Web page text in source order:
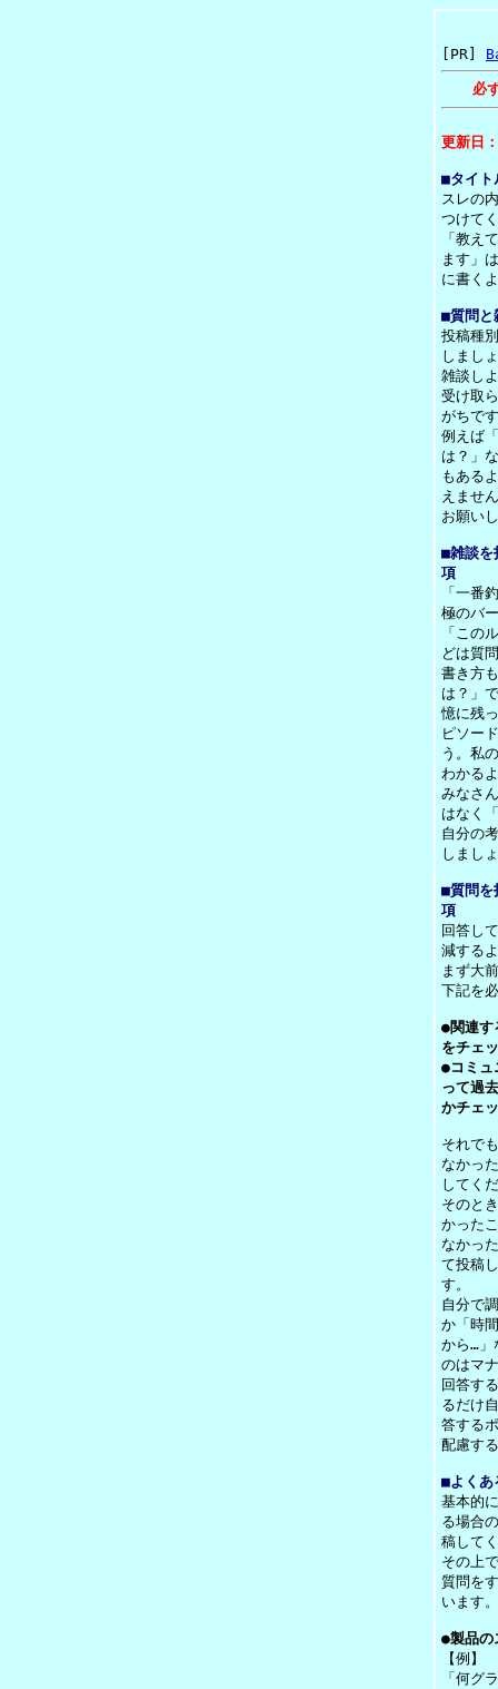
[PR]
必
更新日
■タイト
スレの
つけて
「教え
ます」
に書く
■質問と
投稿種
しまし
雑談し
受け取
がちで
例えば
は？」
もある
えませ
お願い
■雑談を
項
「一番
極のバ
「この
どは質
書き方
は？」
憶に残
ピソー
う。私
わかる
みなさ
はなく
自分の
しまし
■質問を
項
回答し
減する
まず大
下記を
●関連す
をチェ
●コミュ
って過
かチェ
それで
なかっ
してく
そのと
かった
なかっ
て投稿
す。
自分で
か「時
から…」
のはマ
回答す
るだけ
答する
配慮す
■よくあ
基本的
る場合
稿して
その上
質問を
います。
●製品の
【例】
「何グ